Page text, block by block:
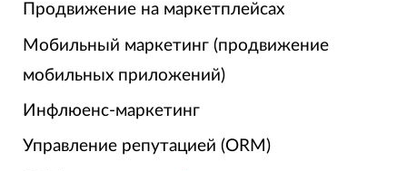
Продвижение на маркетплейсах
Мобильный маркетинг (продвижение
мобильных приложений)
Инфлюенс-маркетинг
Управление репутацией (ORM)